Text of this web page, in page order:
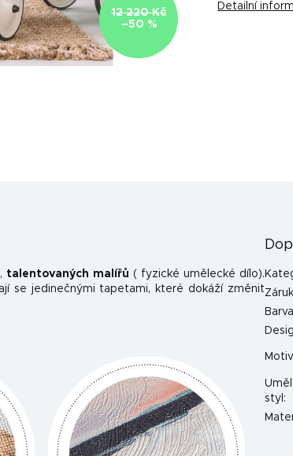
12 220 Kč
–50 %
Detailní
talentovaných malířů ( fyzické umělecké dílo).
se jedinečnými tapetami, které dokáží změnit
Barva
Motiv
styl :